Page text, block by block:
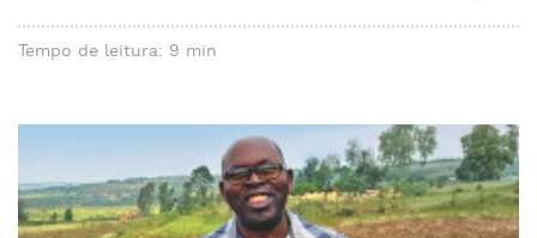
Tempo de leitura: 9 min